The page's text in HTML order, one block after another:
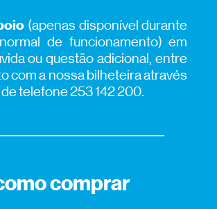
(apenas disponível durante
de funcionamento) em
ou questão adicional, entre
com a nossa bilheteira através
telefone 253 142 200.
comprar